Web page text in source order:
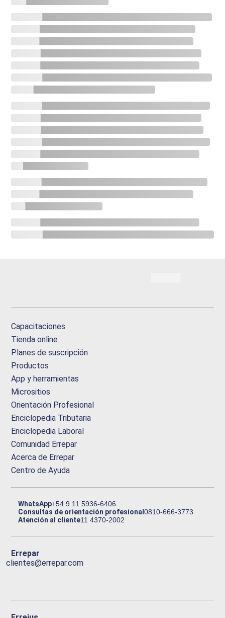
Capacitaciones
Tienda online
Planes de suscripción
Productos
App y herramientas
Micrositios
Orientación Profesional
Enciclopedia Tributaria
Enciclopedia Laboral
Comunidad Errepar
Acerca de Errepar
Centro de Ayuda
WhatsApp+54 9 11 5936-6406
Consultas de orientación profesional0810-666-3773
Atención al cliente11 4370-2002
Errepar
clientes@errepar.com